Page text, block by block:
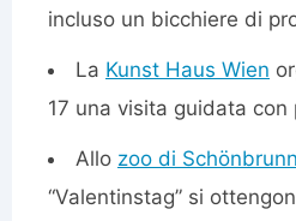
incluso un bicchiere di
La Kunst Haus Wien
17 una visita guidata con
Allo zoo di Schönbrunn
“Valentinstag” si